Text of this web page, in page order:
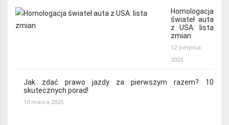
Homologacja
świateł auta
z USA: lista
zmian
12 sierpnia
2025
Jak zdać prawo jazdy za pierwszym razem? 10
skutecznych porad!
10 marca 2025